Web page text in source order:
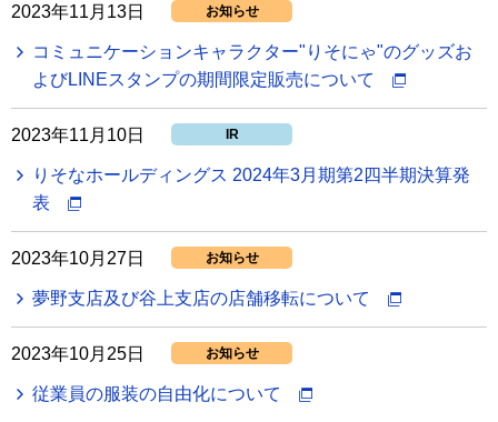
2023年11月13日 お知らせ
コミュニケーションキャラクター"りそにゃ"のグッズお
よびLINEスタンプの期間限定販売について
2023年11月10日 IR
りそなホールディングス 2024年3月期第2四半期決算発
表
2023年10月27日 お知らせ
夢野支店及び谷上支店の店舗移転について
2023年10月25日 お知らせ
従業員の服装の自由化について